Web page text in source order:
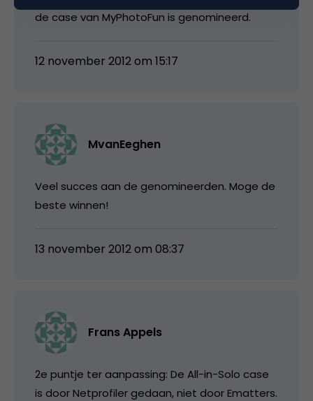
de case van MyPhotoFun is genomineerd.
12 november 2012 om 15:17
MvanEeghen
Veel succes aan de genomineerden. Moge de
beste winnen!
13 november 2012 om 08:37
Frans Appels
2e puntje ter aanpassing: De All-in-Solo case
is door Netprofiler gedaan, niet door Ematters.